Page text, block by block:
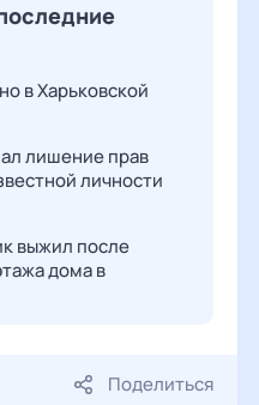
в Харьковской
лишение прав
личности
выжил после
дома в
Поделиться